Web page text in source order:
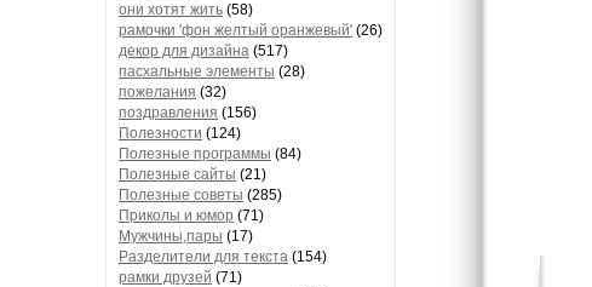
они хотят жить (58)
рамочки 'фон желтый оранжевый' (26)
декор для дизайна (517)
пасхальные элементы (28)
пожелания (32)
поздравления (156)
Полезности (124)
Полезные программы (84)
Полезные сайты (21)
Полезные советы (285)
Приколы и юмор (71)
Мужчины,пары (17)
Разделители для текста (154)
рамки друзей (71)